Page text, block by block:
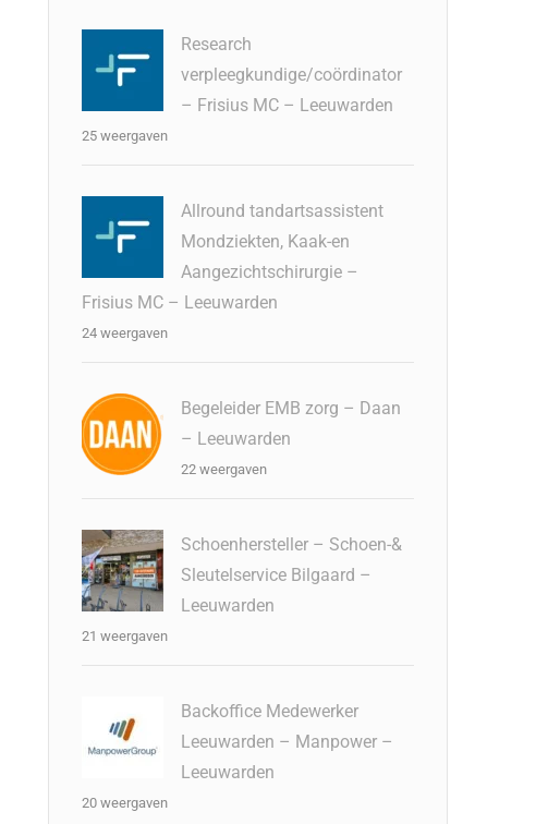
Research
verpleegkundige/coördinator
– Frisius MC – Leeuwarden
25 weergaven
Allround tandartsassistent
Mondziekten, Kaak-en
Aangezichtschirurgie –
Frisius MC – Leeuwarden
24 weergaven
Begeleider EMB zorg – Daan
– Leeuwarden
22 weergaven
Schoenhersteller – Schoen-&
Sleutelservice Bilgaard –
Leeuwarden
21 weergaven
Backoffice Medewerker
Leeuwarden – Manpower –
Leeuwarden
20 weergaven